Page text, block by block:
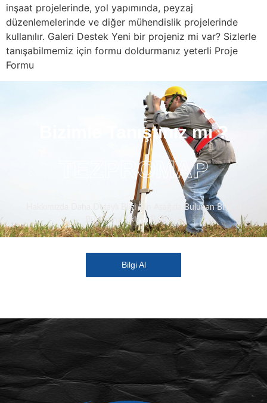
inşaat projelerinde, yol yapımında, peyzaj
düzenlemelerinde ve diğer mühendislik projelerinde
kullanılır. Galeri Destek Yeni bir projeniz mi var? Sizlerle
tanışabilmemiz için formu doldurmanız yeterli Proje
Formu
Bizimle Tanıştınız mı ?
TEZPROMAP
Hakkımızda Daha Detaylı Bilgi İçin Aşağıda Bulunan Bilgi Al
Butonuna Tıklaya Bilirsiniz.
Bilgi Al